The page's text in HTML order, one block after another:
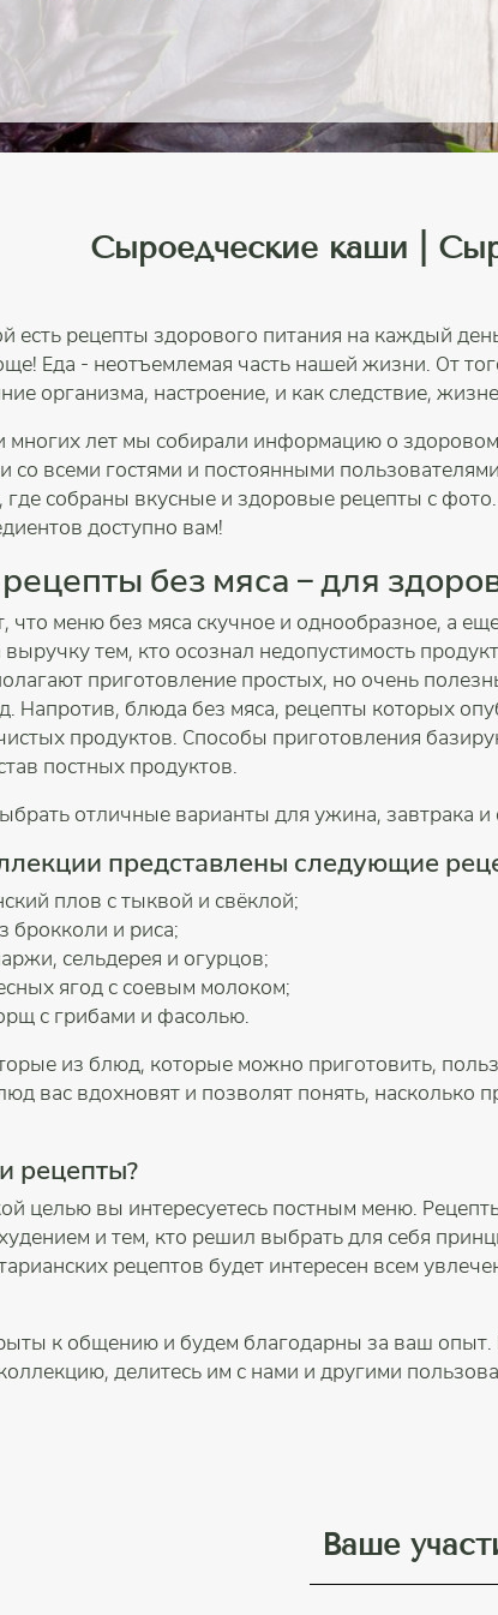
Сыроедческие каши |
есть рецепты здорового питания на каждый
Еда - неотъемлемая часть нашей жизни. От
организма, настроение, и как следствие,
многих лет мы собирали информацию о
со всеми гостями и постоянными
где собраны вкусные и здоровые рецепты с
доступно вам!
без мяса – для
что меню без мяса скучное и однообразное, а
выручку тем, кто осознал недопустимость
приготовление простых, но очень
Напротив, блюда без мяса, рецепты которых
продуктов. Способы приготовления
постных продуктов.
отличные варианты для ужина, завтрака и
представлены следующие
плов с тыквой и свёклой;
брокколи и риса;
сельдерея и огурцов;
ягод с соевым молоком;
с грибами и фасолью.
из блюд, которые можно приготовить,
вас вдохновят и позволят понять, насколько
рецепты?
целью вы интересуетесь постным меню.
и тем, кто решил выбрать для себя
рецептов будет интересен всем
к общению и будем благодарны за ваш опыт.
делитесь им с нами и другими
Ваше